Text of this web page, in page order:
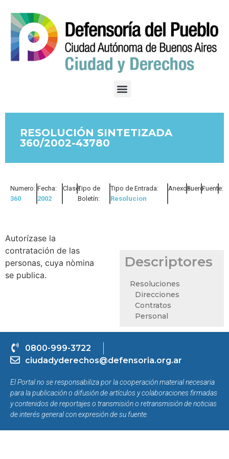
RESOLUCIÓN SINTETIZADA
360/2002-43780
Numero:
360
Fecha:
2002
Clase:Tipo de
Boletín:
Tipo de Entrada:
Resolucion
Anexos:Fuero:Fuente:
Autorízase la
contratación de las
personas, cuya nòmina
se publica.
Descriptores
Resoluciones
Direcciones
Contratos
Personal
0800-999-3722
ciudadyderechos@defensoria.org.ar
El Portal no se responsabiliza por la cooperación material necesaria
para la publicación o difusión de artículos y colaboraciones firmadas
y contenidos de reportajes o transmisión o retransmisión de noticias
de interés general con expresión de su fuente.